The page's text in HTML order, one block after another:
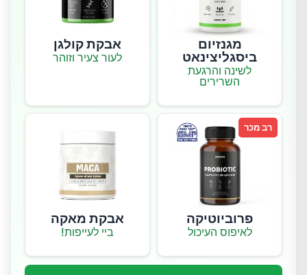
מגנזיום
ביסגליצינאט
לשינה והרגעת
השרירים
אבקת קולגן
לעור צעיר וזוהר
רב מכר
פרוביוטיקה
לאיפוס העיכול
אבקת מאקה
ביי לעייפות!